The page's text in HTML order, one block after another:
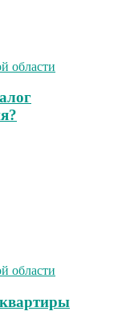
области
области